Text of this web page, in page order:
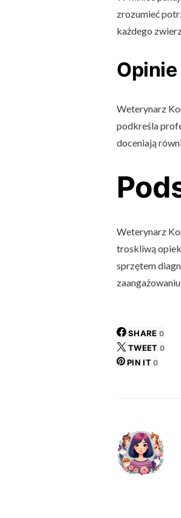
zrozumieć
każdego
Weterynarz
podkreśla
doceniają
Weterynarz
troskliwą
sprzętem
SHARE 0
TWEET 0
PIN IT 0